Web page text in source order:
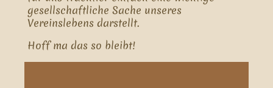
gesellschaftliche Sache unseres
Vereinslebens darstellt.
Hoff ma das so bleibt!